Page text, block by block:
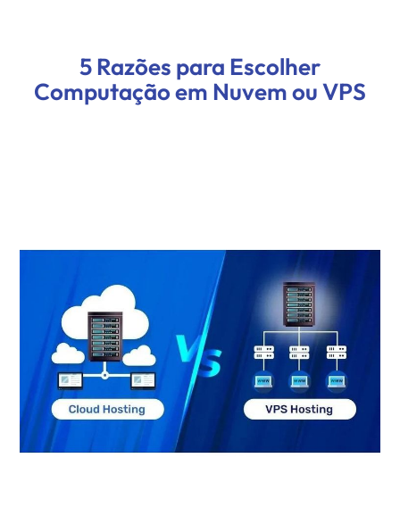
5 Razões para Escolher
Computação em Nuvem ou VPS